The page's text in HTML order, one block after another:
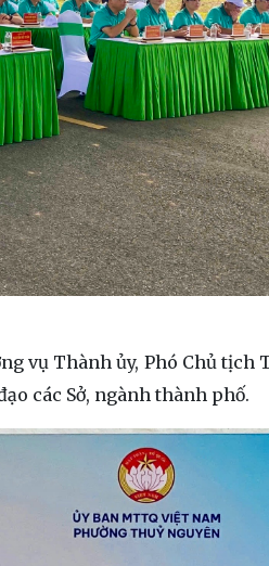
vụ Thành ủy, Phó Chủ tịch
các Sở, ngành thành phố.